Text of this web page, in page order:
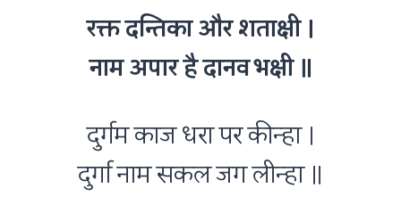
रक्त दन्तिका और शताक्षी ।
नाम अपार है दानव भक्षी ॥
दुर्गम काज धरा पर कीन्हा ।
दुर्गा नाम सकल जग लीन्हा ॥